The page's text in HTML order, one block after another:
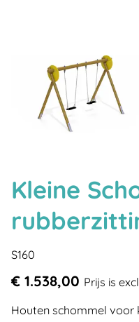
Kleine
S160
€ 1.538,00 Prijs is
Houten schommel voor